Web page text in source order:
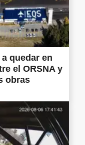
quedar en
el ORSNA y
obras